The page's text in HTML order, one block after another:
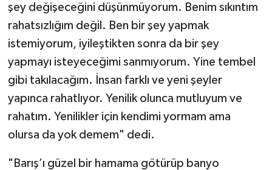
şey değişeceğini düşünmüyorum. Benim sıkıntım
rahatsızlığım değil. Ben bir şey yapmak
istemiyorum, iyileştikten sonra da bir şey
yapmayı isteyeceğimi sanmıyorum. Yine tembel
gibi takılacağım. İnsan farklı ve yeni şeyler
yapınca rahatlıyor. Yenilik olunca mutluyum ve
rahatım. Yenilikler için kendimi yormam ama
olursa da yok demem" dedi.
"Barış’ı güzel bir hamama götürüp banyo